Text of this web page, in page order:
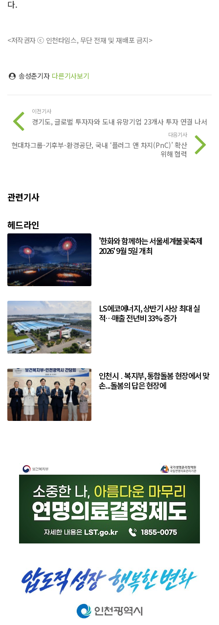
다.
<저작권자 ⓒ 인천타임스, 무단 전재 및 재배포 금지>
송성춘기자 다른기사보기
이전기사
경기도, 글로벌 투자자와 도내 유망기업 23개사 투자 연결 나서
다음기사
현대차그룹-기후부-환경공단, 국내 ‘플러그 앤 차지(PnC)’ 확산
위해 협력
관련기사
헤드라인
'한화와 함께하는 서울세계불꽃축제
2026' 9월 5일 개최
LS에코에너지, 상반기 사상 최대 실
적…매출 전년비 33% 증가
인천시 ․ 복지부, 통합돌봄 현장에서 맞
손...돌봄의 답은 현장에